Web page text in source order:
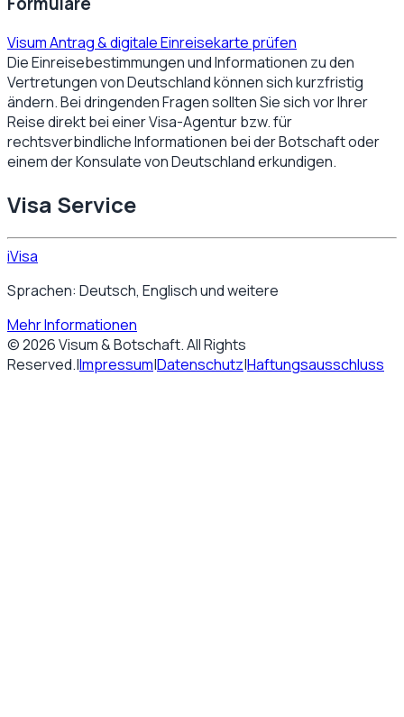
Visum Antrag & digitale Einreisekarte prüfen
Die Einreisebestimmungen und Informationen zu den
Vertretungen vonDeutschlandkönnen sich kurzfristig
ändern. Bei dringenden Fragen sollten Sie sich vor Ihrer
Reise direkt bei einer Visa-Agentur bzw. für
rechtsverbindliche Informationen bei der Botschaft oder
einem der Konsulate vonDeutschlanderkundigen.
Visa Service
iVisa
Sprachen: Deutsch, Englisch und weitere
Mehr Informationen
©2026Visum & Botschaft. All Rights
Reserved.|Impressum|Datenschutz|Haftungsausschluss